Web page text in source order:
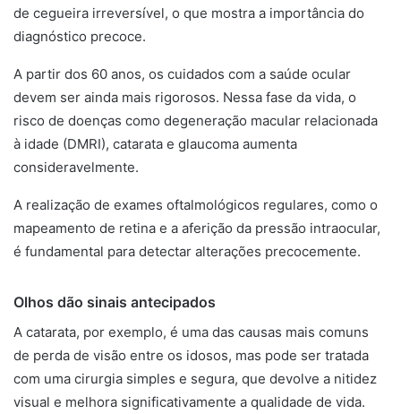
de cegueira irreversível, o que mostra a importância do
diagnóstico precoce.
A partir dos 60 anos, os cuidados com a saúde ocular
devem ser ainda mais rigorosos. Nessa fase da vida, o
risco de doenças como degeneração macular relacionada
à idade (DMRI), catarata e glaucoma aumenta
consideravelmente.
A realização de exames oftalmológicos regulares, como o
mapeamento de retina e a aferição da pressão intraocular,
é fundamental para detectar alterações precocemente.
Olhos dão sinais antecipados
A catarata, por exemplo, é uma das causas mais comuns
de perda de visão entre os idosos, mas pode ser tratada
com uma cirurgia simples e segura, que devolve a nitidez
visual e melhora significativamente a qualidade de vida.